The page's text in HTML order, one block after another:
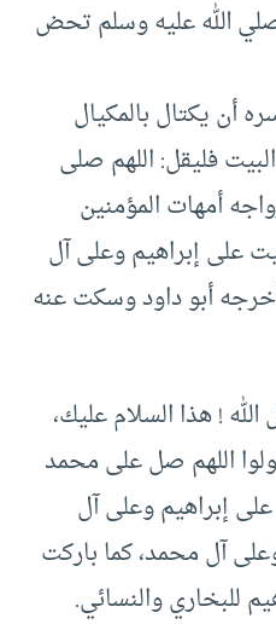
الله عليه وسلم تحض
أن يكتال بالمكيال
فليقل: اللهم صلى
أمهات المؤمنين
على إبراهيم وعلى آل
أبو داود وسكت عنه
! هذا السلام عليك،
اللهم صل على محمد
إبراهيم وعلى آل
آل محمد، كما باركت
للبخاري والنسائي.